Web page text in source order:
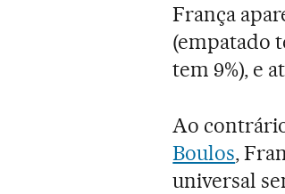
França
(empatado
tem 9%), e
Ao
Boulos,
universal